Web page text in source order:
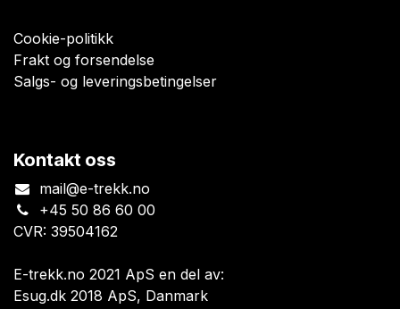
Cookie-politikk
Frakt og forsendelse
Salgs- og leveringsbetingelser
Kontakt oss
mail@e-trekk.no
+45 50 86 60 00
CVR: 39504162
E-trekk.no 2021 ApS en del av:
Esug.dk 2018 ApS, Danmark